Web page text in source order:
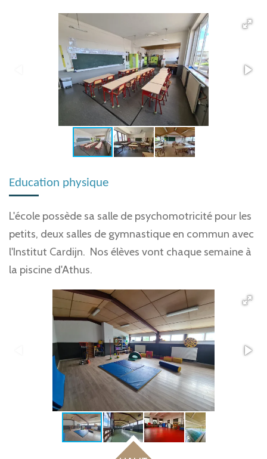
Education physique
L'école possède sa salle de psychomotricité pour les
petits, deux salles de gymnastique en commun avec
l'Institut Cardijn. Nos élèves vont chaque semaine à
la piscine d'Athus.